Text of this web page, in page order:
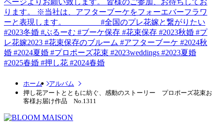
ホーム
アルバム
押し花アートとともに紡ぐ、感動のストーリー プロポーズ花束お
客様お届け作品 No.1311